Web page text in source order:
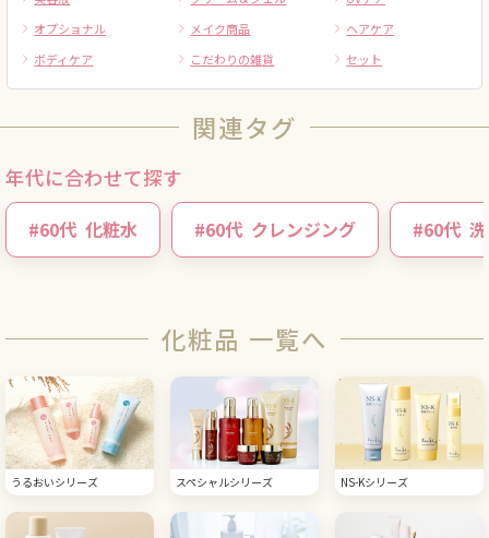
オプショナル
メイク商品
ヘアケア
ボディケア
こだわりの雑貨 セット
関連タグ
年代に合わせて探す
#60代 化粧水 #60代 クレンジング #60代
化粧品 一覧へ
うるおいシリーズ スペシャルシリーズ NS-Kシリーズ